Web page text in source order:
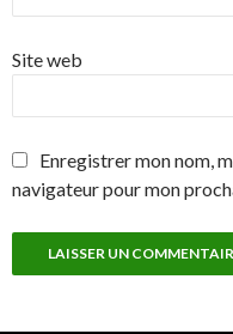
Site web
Enregistrer mon nom,
navigateur pour mon